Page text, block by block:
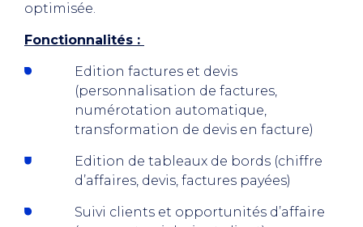
optimisée.
Fonctionnalités :
Edition factures et devis
(personnalisation de factures,
numérotation automatique,
transformation de devis en facture)
Edition de tableaux de bords (chiffre
d’affaires, devis, factures payées)
Suivi clients et opportunités d’affaire